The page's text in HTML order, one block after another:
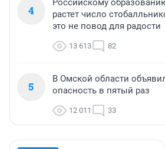
4
Российскому
растет число
это не повод для радости
13 613 82
5
В Омской области
опасность в пятый раз
12 011 33